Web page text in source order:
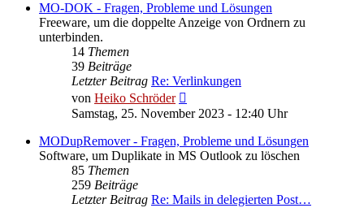
MO-DOK - Fragen, Probleme und Lösungen
Freeware, um die doppelte Anzeige von Ordnern zu
unterbinden.
14 Themen
39 Beiträge
Letzter Beitrag Re: Verlinkungen
von Heiko Schröder
Beitrag
Samstag, 25. November 2023 - 12:40 Uhr
MODupRemover - Fragen, Probleme und Lösungen
Software, um Duplikate in MS Outlook zu löschen
85 Themen
259 Beiträge
Letzter Beitrag Re: Mails in delegierten Post…